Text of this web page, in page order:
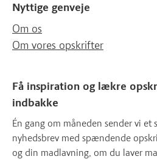
Nyttige genveje
Om os
Om vores opskrifter
Få inspiration og lækre
indbakke
Én gang om måneden sender vi
nyhedsbrev med spændende
og din madlavning, om du laver